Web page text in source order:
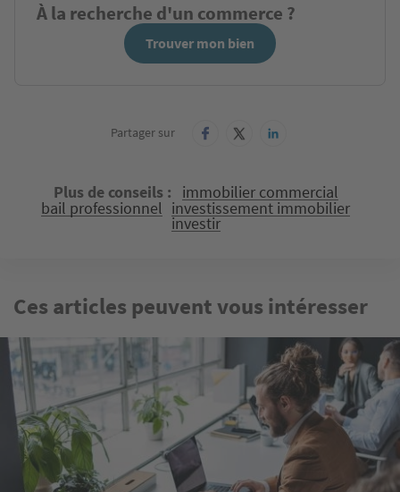
À la recherche d'un commerce ?
Trouver mon bien
Partager sur
Plus de conseils immobilier commercial
bail professionnel investissement immobilier
investir
Ces articles peuvent vous intéresser
Image